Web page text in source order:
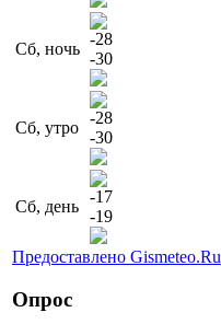
Сб, ночь
-28
-30
Сб, утро
-28
-30
Сб, день
-17
-19
Предоставлено Gismeteo.Ru
Опрос